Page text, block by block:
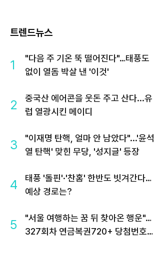
트렌드뉴스
1
"다음 주 기온 뚝 떨어진다"…태풍도
없이 열돔 박살 낸 '이것'
2
중국산 에어콘을 웃돈 주고 산다...유
럽 열광시킨 메이디
3
"이재명 탄핵, 얼마 안 남았다"...'윤석
열 탄핵' 맞힌 무당, '성지글' 등장
4
태풍 '돌핀'·'찬홈' 한반도 빗겨간다…
예상 경로는?
5
"서울 여행하는 꿈 뒤 찾아온 행운"…
327회차 연금복권720+ 당첨번호조